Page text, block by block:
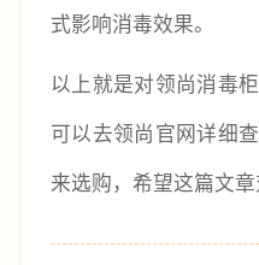
式影响消毒效果。
以上就是对领尚消毒
可以去领尚官网详细
来选购，希望这篇文章